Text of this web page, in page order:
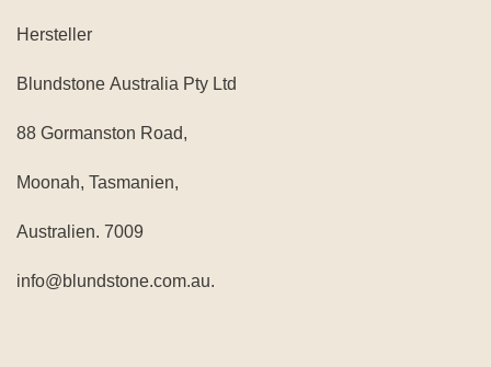
Hersteller
Blundstone Australia Pty Ltd
88 Gormanston Road,
Moonah, Tasmanien,
Australien. 7009
info@blundstone.com.au.